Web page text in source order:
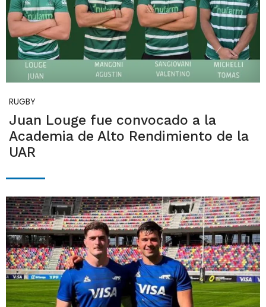
RUGBY
Juan Louge fue convocado a la
Academia de Alto Rendimiento de la
UAR